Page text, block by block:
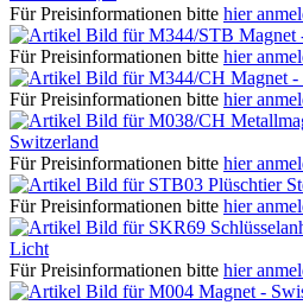
Für Preisinformationen bitte hier
Magnet
Für Preisinformationen bitte hier
Magnet -
Für Preisinformationen bitte hier
Switzerland
Für Preisinformationen bitte hier
Plüschtier
Für Preisinformationen bitte hier
Licht
Für Preisinformationen bitte hier
Magnet -